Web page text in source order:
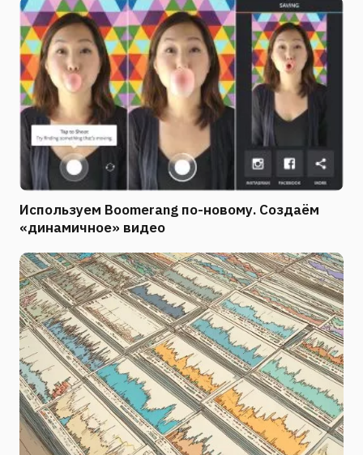
Используем Boomerang по-новому. Создаём
«динамичное» видео